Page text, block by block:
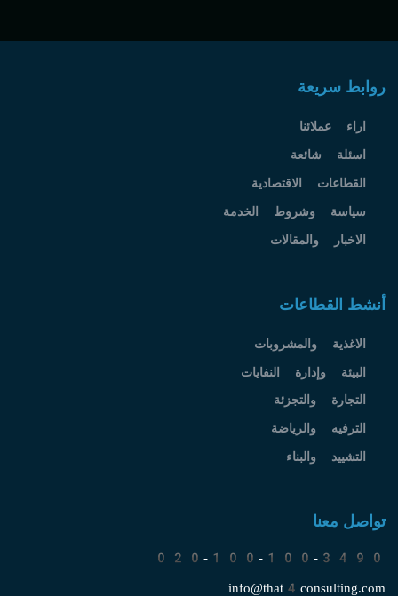
روابط سريعة
اراء عملائنا
اسئلة شائعة
القطاعات الاقتصادية
سياسة وشروط الخدمة
الاخبار والمقالات
أنشط القطاعات
الاغذية والمشروبات
البيئة وإدارة النفايات
التجارة والتجزئة
الترفيه والرياضة
التشييد والبناء
تواصل معنا
020-100-100-3490
info@that4consulting.com